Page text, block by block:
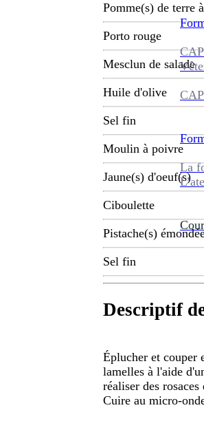
La
Pomme(s) de terre
Porto rouge
Mesclun de salade
Huile d'olive
Sel fin
Moulin à poivre
Jaune(s) d'oeuf(s)
Ciboulette
Pistache(s)
Sel fin
Descriptif
Éplucher et couper
lamelles à l'aide
réaliser des
Cuire au micro-